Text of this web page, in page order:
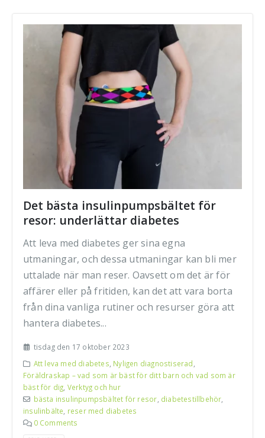
Det bästa insulinpumpsbältet för
resor: underlättar diabetes
Att leva med diabetes ger sina egna
utmaningar, och dessa utmaningar kan bli mer
uttalade när man reser. Oavsett om det är för
affärer eller på fritiden, kan det att vara borta
från dina vanliga rutiner och resurser göra att
hantera diabetes...
tisdag den 17 oktober 2023
Att leva med diabetes Nyligen diagnostiserad
Föräldraskap – vad som är bäst för ditt barn och vad som är
bäst för dig Verktyg och hur
bästa insulinpumpsbältet för resor diabetestillbehör
insulinbälte reser med diabetes
0 Comments